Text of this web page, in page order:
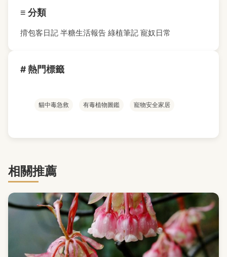
≡ 分類
揹包客日記 半糖生活報告 綠植筆記 寵奴日常
# 熱門標籤
貓中毒急救 有毒植物圖鑑 寵物安全家居
相關推薦